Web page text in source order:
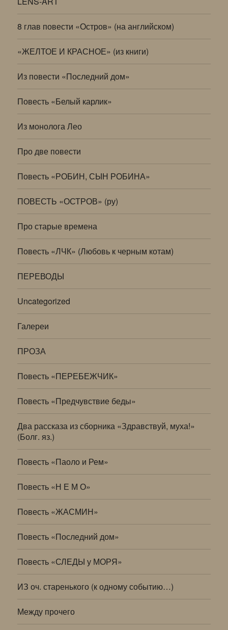
8 глав повести «Остров» (на английском)
«ЖЕЛТОЕ И КРАСНОЕ» (из книги)
Из повести «Последний дом»
Повесть «Белый карлик»
Из монолога Лео
Про две повести
Повесть «РОБИН, СЫН РОБИНА»
ПОВЕСТЬ «ОСТРОВ» (ру)
Про старые времена
Повесть «ЛЧК» (Любовь к черным котам)
ПЕРЕВОДЫ
Uncategorized
Галереи
ПРОЗА
Повесть «ПЕРЕБЕЖЧИК»
Повесть «Предчувствие беды»
Два рассказа из сборника «Здравствуй, муха!»
(Болг. яз.)
Повесть «Паоло и Рем»
Повесть «Н Е М О»
Повесть «ЖАСМИН»
Повесть «Последний дом»
Повесть «СЛЕДЫ у МОРЯ»
ИЗ оч. старенького (к одному событию…)
Между прочего